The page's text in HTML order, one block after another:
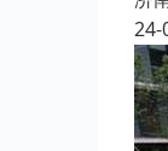
24-